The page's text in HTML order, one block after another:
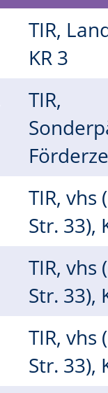
TIR,
KR 3
TIR,
TIR, vhs
Str. 33),
TIR, vhs
Str. 33),
TIR, vhs
Str. 33),